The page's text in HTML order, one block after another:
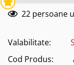
22 persoane
Valabilitate:
Cod Produs: